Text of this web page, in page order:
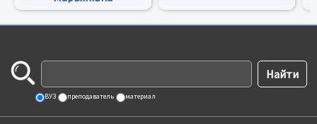
ВУЗ преподаватель материал